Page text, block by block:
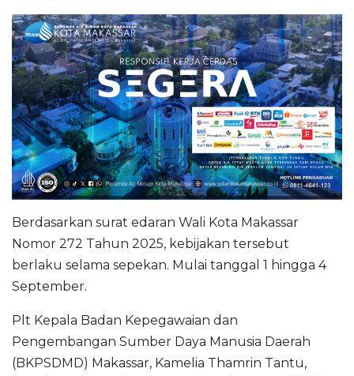
Berdasarkan surat edaran Wali Kota Makassar
Nomor 272 Tahun 2025, kebijakan tersebut
berlaku selama sepekan. Mulai tanggal 1 hingga 4
September.
Plt Kepala Badan Kepegawaian dan
Pengembangan Sumber Daya Manusia Daerah
(BKPSDMD) Makassar, Kamelia Thamrin Tantu,